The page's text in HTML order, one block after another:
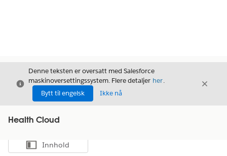
Avslutt
Denne teksten er oversatt med Salesforce
maskinoversettingssystem. Flere detaljer her.
Bytt til engelsk
Ikke nå
Avslutt
Health Cloud
Vis innholdsfortegnelse
Innhold